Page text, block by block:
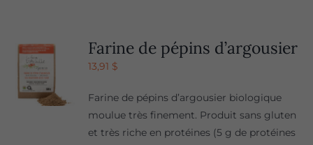
Farine de pépins d’argousier
13,91 $
Farine de pépins d’argousier biologique
moulue très finement. Produit sans gluten
et très riche en protéines (5 g de protéines